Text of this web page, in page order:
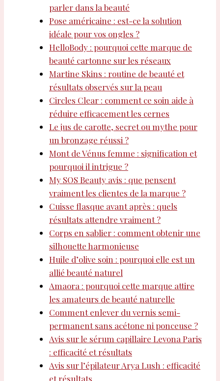
parler dans la beauté
Pose américaine : est-ce la solution
idéale pour vos ongles ?
HelloBody : pourquoi cette marque de
beauté cartonne sur les réseaux
Martine Skins : routine de beauté et
résultats observés sur la peau
Circles Clear : comment ce soin aide à
réduire efficacement les cernes
Le jus de carotte, secret ou mythe pour
un bronzage réussi ?
Mont de Vénus femme : signification et
pourquoi il intrigue ?
My SOS Beauty avis : que pensent
vraiment les clientes de la marque ?
Cuisse flasque avant après : quels
résultats attendre vraiment ?
Corps en sablier : comment obtenir une
silhouette harmonieuse
Huile d’olive soin : pourquoi elle est un
allié beauté naturel
Amaora : pourquoi cette marque attire
les amateurs de beauté naturelle
Comment enlever du vernis semi-
permanent sans acétone ni ponceuse ?
Avis sur le sérum capillaire Levona Paris
: efficacité et résultats
Avis sur l’épilateur Arya Lush : efficacité
et résultats